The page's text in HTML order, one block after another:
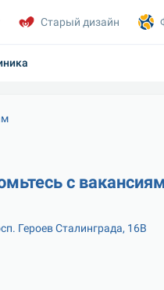
с
Героев Сталинграда, 16В
Старый дизайн